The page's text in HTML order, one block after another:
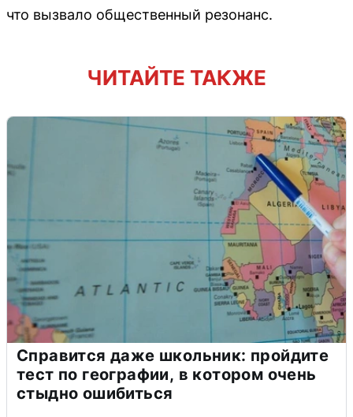
что вызвало общественный резонанс.
ЧИТАЙТЕ ТАКЖЕ
Справится даже школьник: пройдите
тест по географии, в котором очень
стыдно ошибиться